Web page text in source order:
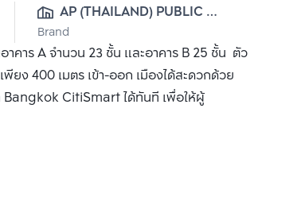
AP (THAILAND) PUBLIC
CO., LTD.
Brand
คาร A จำนวน 23 ชั้น และอาคาร B 25 ชั้น ตัว
ยง 400 เมตร เข้า-ออก เมืองได้สะดวกด้วย
Bangkok CitiSmart ได้ทันที เพื่อให้ผู้